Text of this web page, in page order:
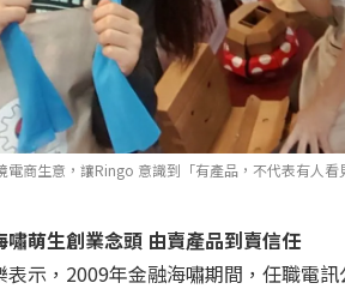
電商生意，讓Ringo 意識到「有產品，不代表有人看
嘯萌生創業念頭 由賣產品到賣信任
表示，2009年金融海嘯期間，任職電